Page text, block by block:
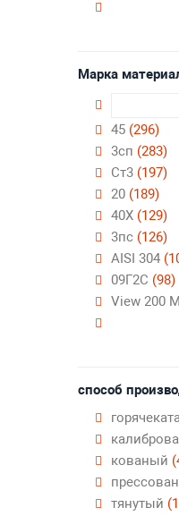
Марка
45 (296)
3сп (283)
Ст3 (197)
20 (189)
40Х (129)
3пс (126)
AISI 304
09Г2С (98)
View 200
способ
кованый
тянутый